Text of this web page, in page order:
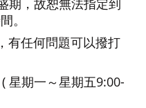
期，故恕無法指定到
。
有任何問題可以撥打
星期一～星期五9:00-